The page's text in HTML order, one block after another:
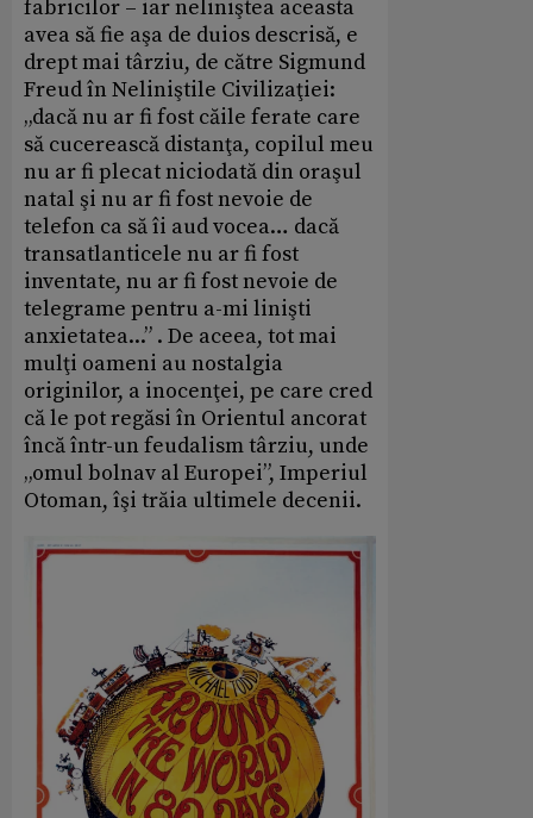
fabricilor – iar neliniştea aceasta
avea să fie aşa de duios descrisă, e
drept mai târziu, de către Sigmund
Freud în Neliniştile Civilizaţiei:
„dacă nu ar fi fost căile ferate care
să cucerească distanţa, copilul meu
nu ar fi plecat niciodată din oraşul
natal şi nu ar fi fost nevoie de
telefon ca să îi aud vocea… dacă
transatlanticele nu ar fi fost
inventate, nu ar fi fost nevoie de
telegrame pentru a-mi linişti
anxietatea...” . De aceea, tot mai
mulţi oameni au nostalgia
originilor, a inocenţei, pe care cred
că le pot regăsi în Orientul ancorat
încă într-un feudalism târziu, unde
„omul bolnav al Europei”, Imperiul
Otoman, îşi trăia ultimele decenii.